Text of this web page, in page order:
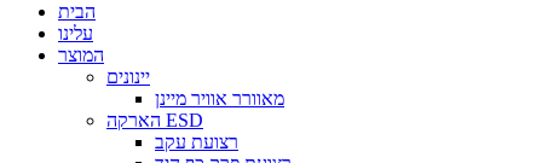
הבית
עלינו
המוצר
יינונים
מאוורר אוויר מיינן
הארקה ESD
רצועת עקב